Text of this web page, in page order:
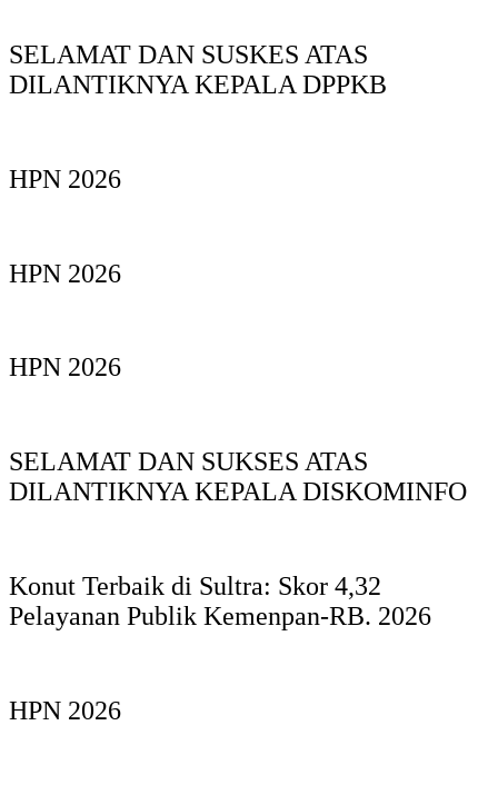
SELAMAT DAN SUSKES ATAS
DILANTIKNYA KEPALA DPPKB
HPN 2026
HPN 2026
HPN 2026
SELAMAT DAN SUKSES ATAS
DILANTIKNYA KEPALA DISKOMINFO
Konut Terbaik di Sultra: Skor 4,32
Pelayanan Publik Kemenpan-RB. 2026
HPN 2026